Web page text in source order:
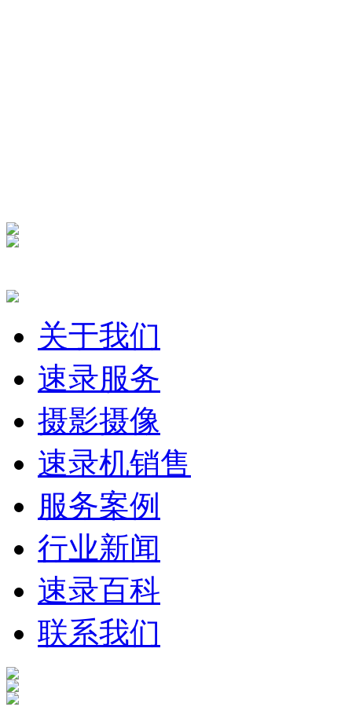
关于我们
速录服务
摄影摄像
速录机销售
服务案例
行业新闻
速录百科
联系我们